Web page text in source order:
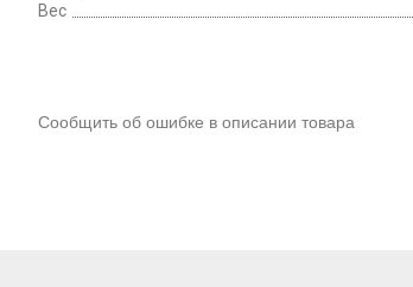
Вес
Сообщить об ошибке в описании товара